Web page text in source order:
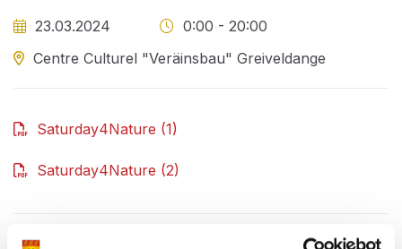
23.03.2024
0:00 - 20:00
Centre Culturel "Veräinsbau" Greiveldange
Saturday4Nature (1)
Saturday4Nature (2)